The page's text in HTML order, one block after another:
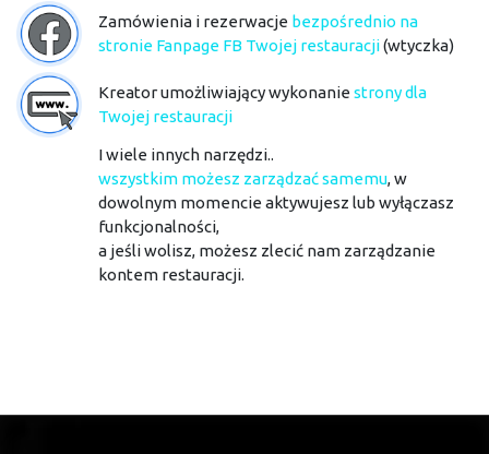
Zamówienia i rezerwacje bezpośrednio na
stronie Fanpage FB Twojej restauracji(wtyczka)
Kreator umożliwiający wykonanie strony dla
Twojej restauracji
I wiele innych narzędzi..
wszystkim możesz zarządzać samemu, w
dowolnym momencie aktywujesz lub wyłączasz
funkcjonalności,
a jeśli wolisz, możesz zlecić nam zarządzanie
kontem restauracji.